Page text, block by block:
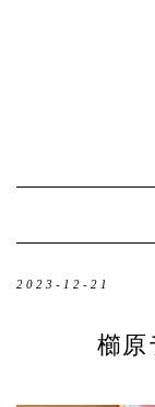
2023-12-21
櫛原